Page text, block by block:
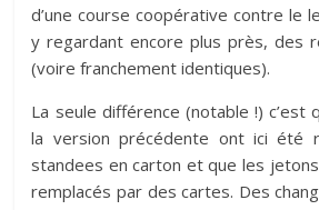
d’une course coopérative contre le
y regardant encore plus près, des
(voire franchement identiques).
La seule différence (notable !) c’est
la version précédente ont ici été
standees en carton et que les
remplacés par des cartes. Des